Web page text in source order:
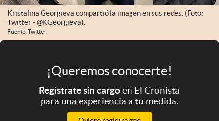
abre en nueva pestaña
Argentina
Kristalina Georgieva compartió la imagen en sus redes. (Foto:
Twitter - @KGeorgieva).
Fuente: Twitter
¡Queremos conocerte!
Registrate sin cargoen El Cronista
para una experiencia a tu medida.